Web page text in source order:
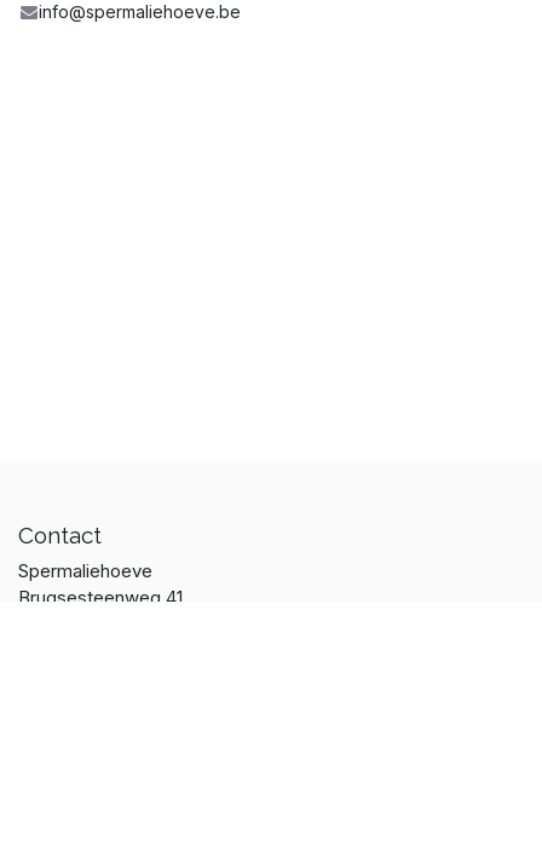
info@spermaliehoeve.be
Contact
Spermaliehoeve
Brugsesteenweg 41